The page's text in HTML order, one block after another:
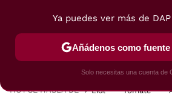
POSTRES VIAJES SELECCIÓN
HOY SE HABLA DE Lidl Tomate
Ya puedes ver más de
Añádenos como
Solo necesitas una cuenta de